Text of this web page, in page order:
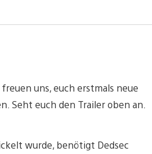
uns, euch erstmals neue
Seht euch den Trailer oben an.
wurde, benötigt Dedsec